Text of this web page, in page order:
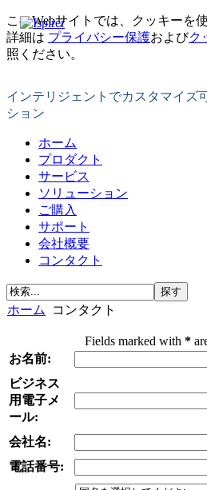
このWebサイトでは、クッキーを
詳細は プライバシー保護およびク
照ください。
インテリジェントでカスタマイズ
ション
ホーム
プロダクト
サービス
ソリューション
ご購入
サポート
会社概要
コンタクト
ホーム コンタクト
Fields marked with *
お名前:
ビジネス
用電子メ
ール:
会社名:
電話番号: